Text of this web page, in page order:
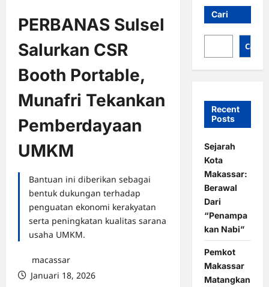
PERBANAS Sulsel
Salurkan CSR
Booth Portable,
Munafri Tekankan
Pemberdayaan
UMKM
Bantuan ini diberikan sebagai
bentuk dukungan terhadap
penguatan ekonomi kerakyatan
serta peningkatan kualitas sarana
usaha UMKM.
macassar
Januari 18, 2026
Cari
Cari
Recent
Posts
Sejarah
Kota
Makassar:
Berawal
Dari
“Penampa
kan Nabi”
Pemkot
Makassar
Matangkan